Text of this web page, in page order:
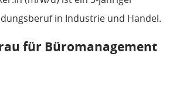
in Industrie und Handel.
für Büromanagement